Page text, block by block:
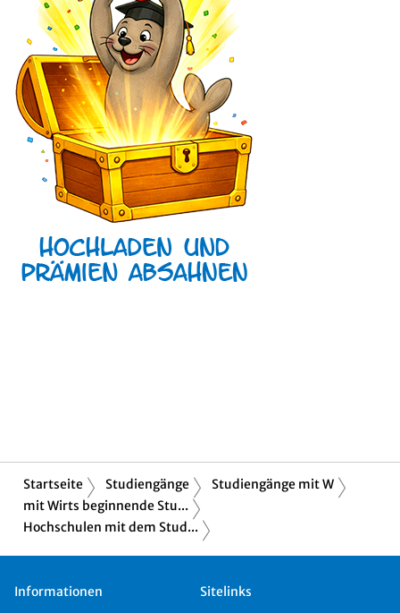
Startseite Studiengänge
Studiengänge mit W
mit Wirts beginnende Stu...
Hochschulen mit dem Stud...
Informationen
Sitelinks